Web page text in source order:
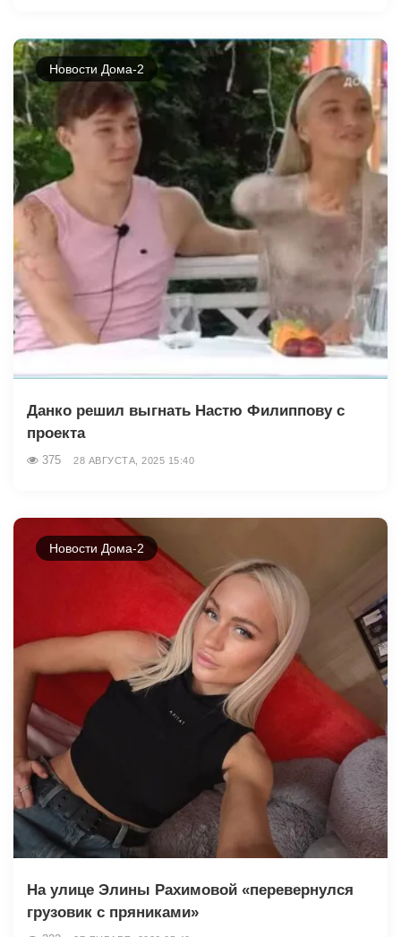
Новости Дома-2
Данко решил выгнать Настю Филиппову с
проекта
375 28 АВГУСТА, 2025 15:40
Новости Дома-2
На улице Элины Рахимовой «перевернулся
грузовик с пряниками»